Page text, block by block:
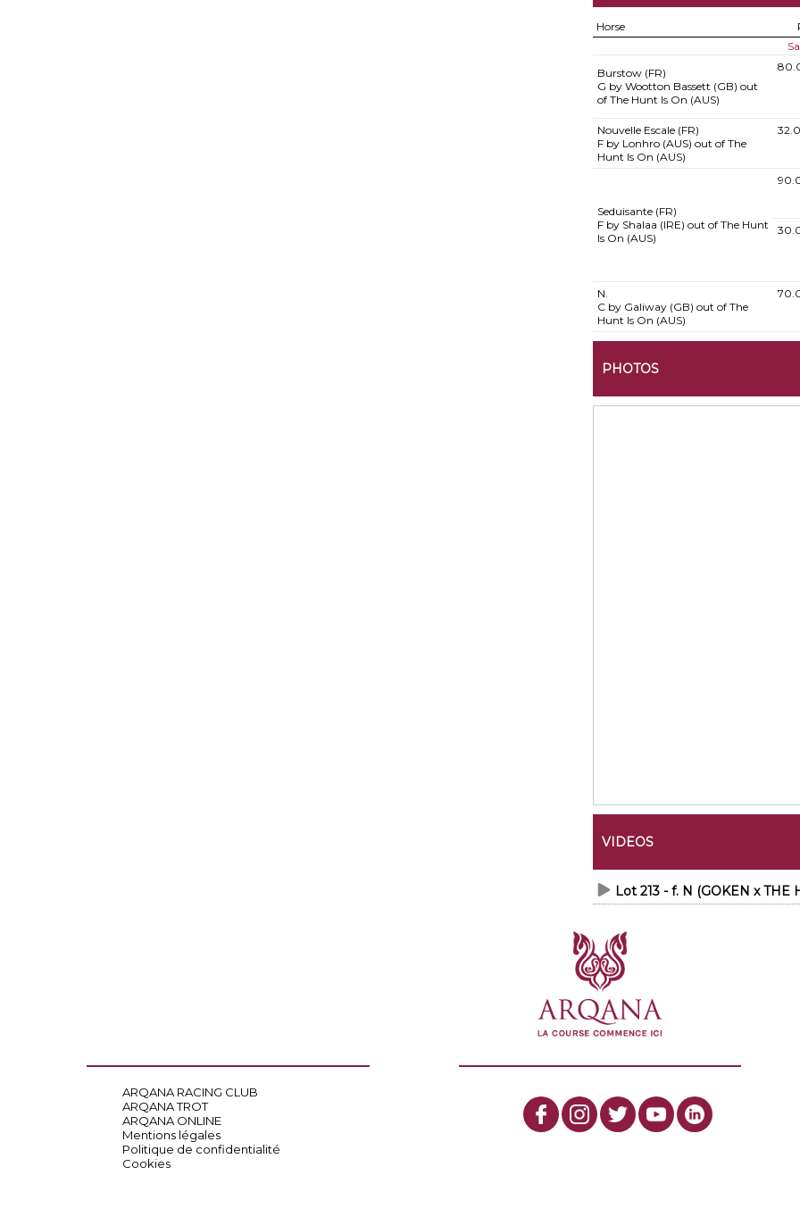
Horse
Burstow (FR)
G by Wootton Bassett (GB) out
of The Hunt Is On (AUS)
Nouvelle Escale (FR)
F by Lonhro (AUS) out of The
Hunt Is On (AUS)
Seduisante (FR)
F by Shalaa (IRE) out of The Hunt
Is On (AUS)
N.
C by Galiway (GB) out of The
Hunt Is On (AUS)
PHOTOS
VIDEOS
Lot 213 - f. N (GOKEN x
ARQANA RACING CLUB
ARQANA TROT
ARQANA ONLINE
Mentions légales
Politique de confidentialité
Cookies